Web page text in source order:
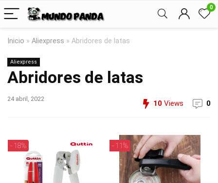
0
Inicio » Aliexpress » Abridores de latas
Aliexpress
Abridores de latas
24 abril, 2022
10 Views 0
- 18% - 11%